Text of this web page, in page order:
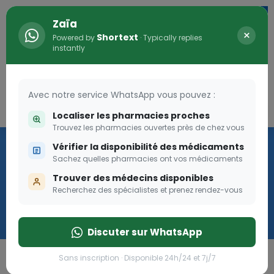
Vaccination
Zaïa
Powered by Shortext · Typically replies
instantly
×
Avec notre service WhatsApp vous pouvez :
Localiser les pharmacies proches
Trouvez les pharmacies ouvertes près de chez vous
Vérifier la disponibilité des médicaments
Sachez quelles pharmacies ont vos médicaments
Trouver des médecins disponibles
Recherchez des spécialistes et prenez rendez-vous
Discuter sur WhatsApp
Sans inscription · Disponible 24h/24 et 7j/7